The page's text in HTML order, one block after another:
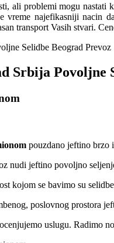
ali problemi mogu
vreme najefikasniji nacin
transport Vasih stvari.
Selidbe Beograd Prevoz
Srbija Povoljne
pouzdano jeftino brzo
nudi jeftino povoljno
kojom se bavimo su
poslovnog prostora
uslugu. Radimo